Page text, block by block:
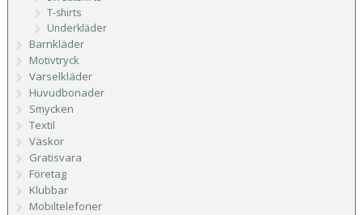
T-shirts
Underkläder
Barnkläder
Motivtryck
Varselkläder
Huvudbonader
Smycken
Textil
Väskor
Gratisvara
Företag
Klubbar
Mobiltelefoner